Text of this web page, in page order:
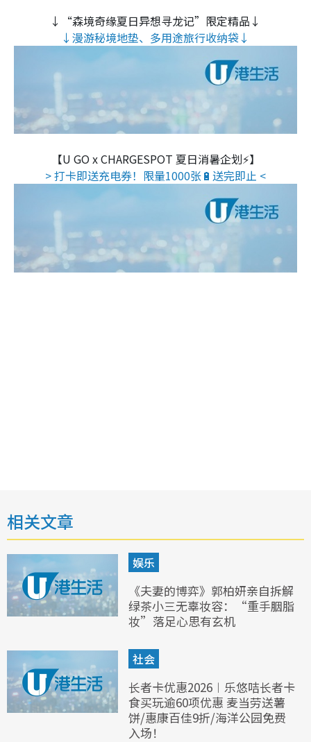
↓“森境奇缘夏日异想寻龙记”限定精品↓
↓漫游秘境地垫、多用途旅行收纳袋↓
【U GO x CHARGESPOT 夏日消暑企划⚡】
> 打卡即送充电券！限量1000张🔋送完即止 <
相关文章
娱乐
《夫妻的博弈》郭柏妍亲自拆解
绿茶小三无辜妆容：“重手胭脂
妆”落足心思有玄机
社会
长者卡优惠2026︱乐悠咭长者卡
食买玩逾60项优惠 麦当劳送薯
饼/惠康百佳9折/海洋公园免费
入场！